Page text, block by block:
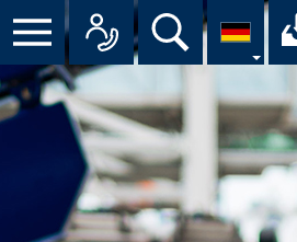
Menü Alle Suche